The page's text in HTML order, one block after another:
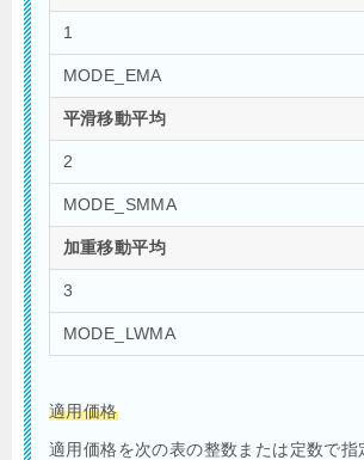
1
MODE_EMA
平滑移動平均
2
MODE_SMMA
加重移動平均
3
MODE_LWMA
適用価格
適用価格を次の表の整数または定数で指